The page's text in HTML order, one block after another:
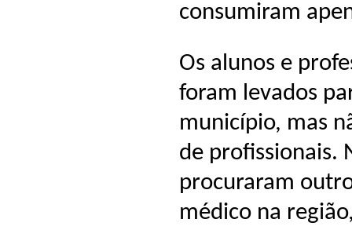
consumiram
Os alunos e
foram levados
município, mas
de profissionais.
procuraram
médico na